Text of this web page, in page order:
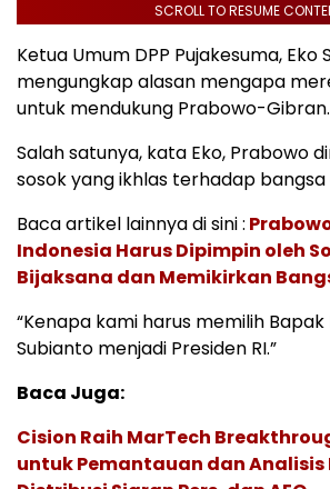
SCROLL TO RESUME
Ketua Umum DPP Pujakesuma, Eko
mengungkap alasan mengapa
untuk mendukung Prabowo-Gibran.
Salah satunya, kata Eko, Prabowo
sosok yang ikhlas terhadap bangsa
Baca artikel lainnya di sini :
Indonesia Harus Dipimpin oleh
Bijaksana dan Memikirkan
“Kenapa kami harus memilih Bapak
Subianto menjadi Presiden RI.”
Baca Juga:
Cision Raih MarTech
untuk Pemantauan dan Analisis